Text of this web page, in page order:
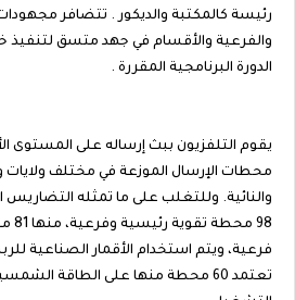
رئيسة كالمكتبة والديكور . تتضافر
والفرعية والأقسام في جهد متسق لتنفيذ
الدورة البرنامجية المقررة .
يقوم التلفزيون ببث إرساله على المستوى
محطات الإرسال الموزعة في مختلف ولايات
والنائية. وللتغلب على ما تمثله التضاريس
فرعية، ويتم استخدام الأقمار الصناعية
تعتمد 60 محطة منها على الطاقة